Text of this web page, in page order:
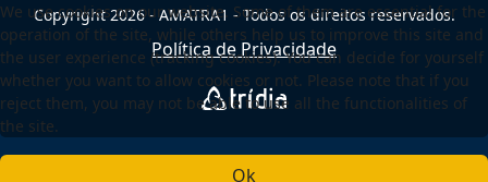
Copyright 2026 - AMATRA1 - Todos os direitos reservados.
Política de Privacidade
We use cookies on our website. Some of them are essential for the
operation of the site, while others help us to improve this site and
the user experience (tracking cookies). You can decide for yourself
whether you want to allow cookies or not. Please note that if you
reject them, you may not be able to use all the functionalities of
the site.
Ok